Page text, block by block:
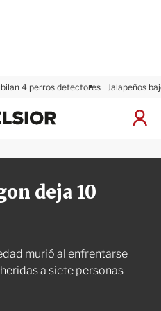
4 perros detectores Jalapeños
I
x
l
i
o
deja 10
murió al enfrentarse
a siete personas